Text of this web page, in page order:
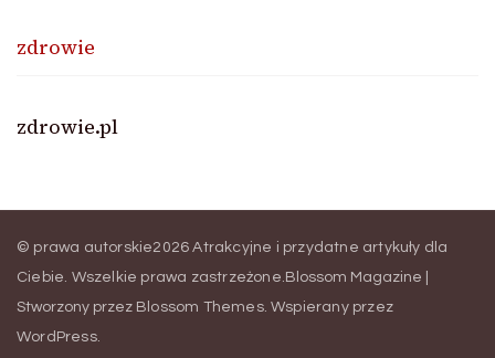
zdrowie
zdrowie.pl
© prawa autorskie2026Atrakcyjne i przydatne artykuły dla
Ciebie. Wszelkie prawa zastrzeżone. Blossom Magazine |
Stworzony przez Blossom Themes. Wspierany przez
WordPress.